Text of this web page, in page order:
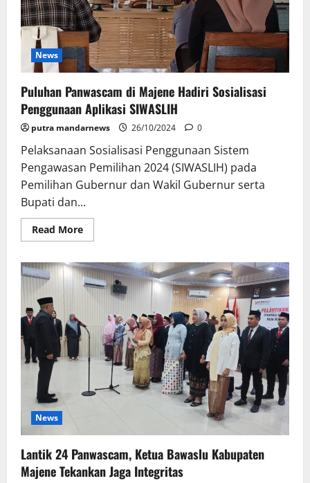
News
Puluhan Panwascam di Majene Hadiri Sosialisasi
Penggunaan Aplikasi SIWASLIH
putra mandarnews 26/10/2024 0
Pelaksanaan Sosialisasi Penggunaan Sistem
Pengawasan Pemilihan 2024 (SIWASLIH) pada
Pemilihan Gubernur dan Wakil Gubernur serta
Bupati dan...
Read MoreRead
more
Panwascam
di
Majene
Hadiri
Penggunaan
Aplikasi
SIWASLIH
News
Lantik 24 Panwascam, Ketua Bawaslu Kabupaten
Majene Tekankan Jaga Integritas